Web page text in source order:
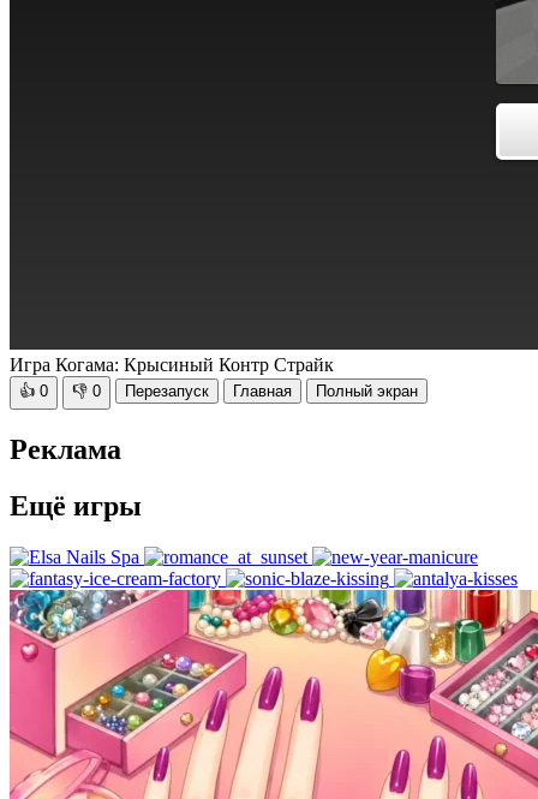
Игра Когама: Крысиный Контр Страйк
👍 0 👎 0 Перезапуск Главная Полный экран
Реклама
Ещё игры